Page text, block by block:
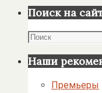
Поиск на
Поиск
Наши
Премьеры